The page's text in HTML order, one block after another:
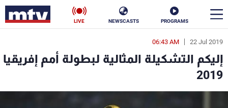
PROGRAMS
NEWSCASTS
LIVE
22 Jul 2019
06:43 AM
إليكم التشكيلة المثالية لبطولة أمم إفريقيا
2019
en
الأخبار
سياسة ناس